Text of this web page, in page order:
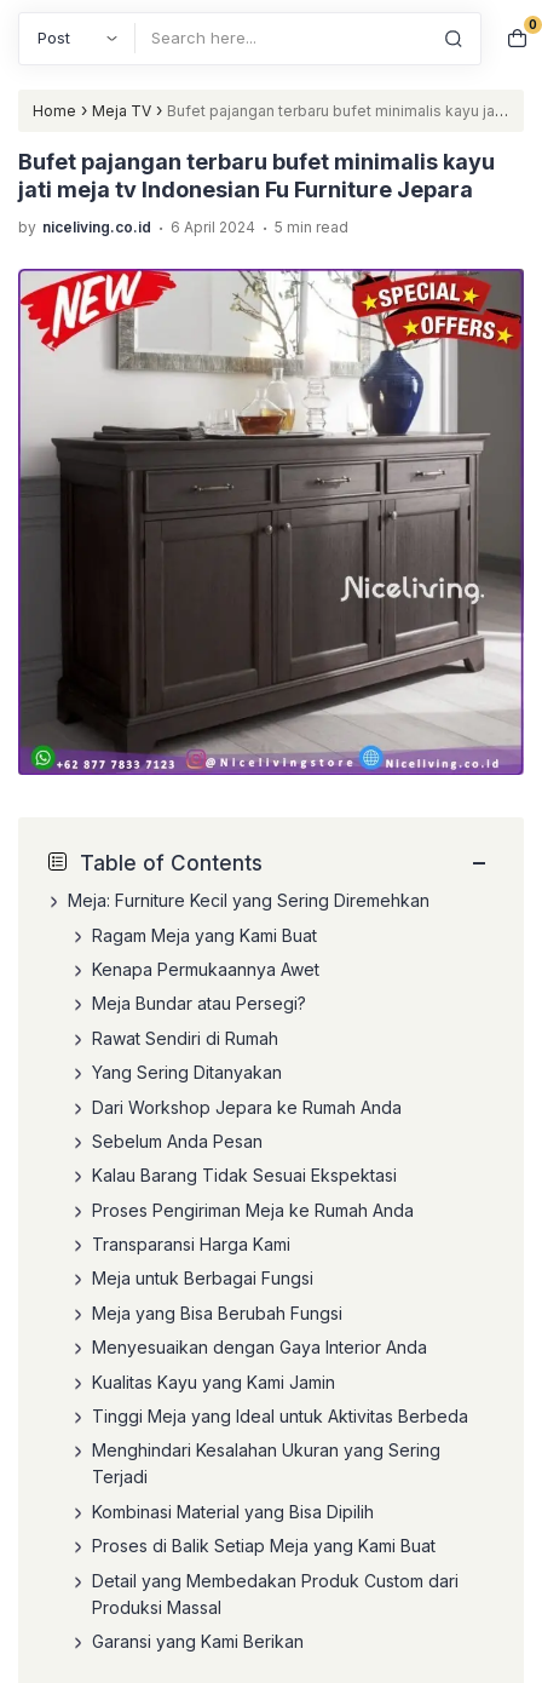
0
Home › Meja TV › Bufet pajangan terbaru bufet minimalis kayu jati
meja tv Indonesian Fu Furniture Jepara
Bufet pajangan terbaru bufet minimalis kayu
jati meja tv Indonesian Fu Furniture Jepara
by niceliving.co.id . 6 April 2024 . 5 min read
Table of Contents −
Meja: Furniture Kecil yang Sering Diremehkan
Ragam Meja yang Kami Buat
Kenapa Permukaannya Awet
Meja Bundar atau Persegi?
Rawat Sendiri di Rumah
Yang Sering Ditanyakan
Dari Workshop Jepara ke Rumah Anda
Sebelum Anda Pesan
Kalau Barang Tidak Sesuai Ekspektasi
Proses Pengiriman Meja ke Rumah Anda
Transparansi Harga Kami
Meja untuk Berbagai Fungsi
Meja yang Bisa Berubah Fungsi
Menyesuaikan dengan Gaya Interior Anda
Kualitas Kayu yang Kami Jamin
Tinggi Meja yang Ideal untuk Aktivitas Berbeda
Menghindari Kesalahan Ukuran yang Sering
Terjadi
Kombinasi Material yang Bisa Dipilih
Proses di Balik Setiap Meja yang Kami Buat
Detail yang Membedakan Produk Custom dari
Produksi Massal
Garansi yang Kami Berikan